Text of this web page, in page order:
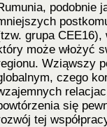
podobnie
grupa
może włożyć
Wziąwszy
czego
się
tej